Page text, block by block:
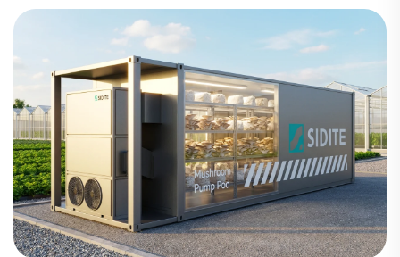
الحرارة المُحدَّدة وطريقة التركيب ونمط التشغيل أيضًا...